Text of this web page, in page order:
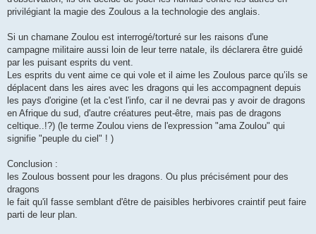
privilégiant la magie des Zoulous a la technologie des anglais.
Si un chamane Zoulou est interrogé/torturé sur les raisons d'une
campagne militaire aussi loin de leur terre natale, ils déclarera être guidé
par les puisant esprits du vent.
Les esprits du vent aime ce qui vole et il aime les Zoulous parce qu’ils se
déplacent dans les aires avec les dragons qui les accompagnent depuis
les pays d'origine (et la c'est l'info, car il ne devrai pas y avoir de dragons
en Afrique du sud, d'autre créatures peut-être, mais pas de dragons
celtique..!?) (le terme Zoulou viens de l'expression "ama Zoulou" qui
signifie "peuple du ciel" ! )
Conclusion :
les Zoulous bossent pour les dragons. Ou plus précisément pour des
dragons
le fait qu'il fasse semblant d'être de paisibles herbivores craintif peut faire
parti de leur plan.